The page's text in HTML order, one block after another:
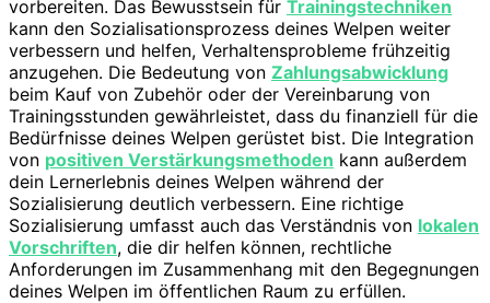
vorbereiten. Das Bewusstsein für Trainingstechniken
kann den Sozialisationsprozess deines Welpen weiter
verbessern und helfen, Verhaltensprobleme frühzeitig
anzugehen. Die Bedeutung von Zahlungsabwicklung
beim Kauf von Zubehör oder der Vereinbarung von
Trainingsstunden gewährleistet, dass du finanziell für die
Bedürfnisse deines Welpen gerüstet bist. Die Integration
von positiven Verstärkungsmethoden kann außerdem
dein Lernerlebnis deines Welpen während der
Sozialisierung deutlich verbessern. Eine richtige
Sozialisierung umfasst auch das Verständnis von lokalen
Vorschriften, die dir helfen können, rechtliche
Anforderungen im Zusammenhang mit den Begegnungen
deines Welpen im öffentlichen Raum zu erfüllen.